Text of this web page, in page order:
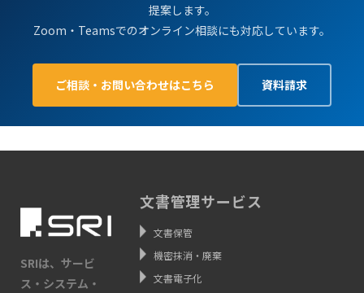
提案します。
Zoom・Teamsでのオンライン相談にも対応しています。
ご相談・お問い合わせはこちら 資料請求
SRIは、サービ
ス・システム・
文書管理サービス
文書保管
機密抹消・廃棄
文書電子化